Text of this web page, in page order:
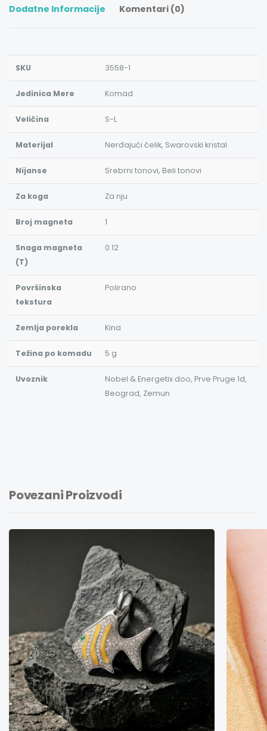
Dodatne Informacije Komentari (0)
SKU 3558-1
Jedinica Mere Komad
Veličina S-L
Materijal Nerđajući čelik, Swarovski kristal
Nijanse Srebrni tonovi, Beli tonovi
Za koga Za nju
Broj magneta 1
Snaga magneta
(T)
0.12
Površinska
tekstura
Polirano
Zemlja porekla Kina
Težina po komadu 5 g
Uvoznik
Nobel & Energetix doo, Prve Pruge 1d,
Beograd, Zemun
Povezani Proizvodi